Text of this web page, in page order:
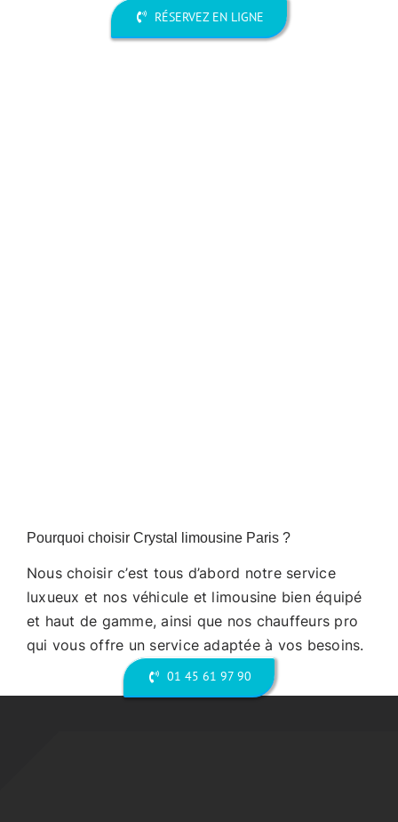
RÉSERVEZ EN LIGNE
Pourquoi choisir Crystal limousine Paris ?
Nous choisir c’est tous d’abord notre service
luxueux et nos véhicule et limousine bien équipé
et haut de gamme, ainsi que nos chauffeurs pro
qui vous offre un service adaptée à vos besoins.
01 45 61 97 90